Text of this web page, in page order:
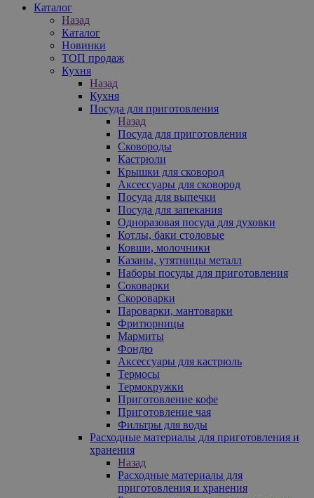
Каталог
Назад
Каталог
Новинки
ТОП продаж
Кухня
Назад
Кухня
Посуда для приготовления
Назад
Посуда для приготовления
Сковороды
Кастрюли
Крышки для сковород
Аксессуары для сковород
Посуда для выпечки
Посуда для запекания
Одноразовая посуда для духовки
Котлы, баки столовые
Ковши, молочники
Казаны, утятницы металл
Наборы посуды для приготовления
Соковарки
Скороварки
Пароварки, мантоварки
Фритюрницы
Мармиты
Фондю
Аксессуары для кастрюль
Термосы
Термокружки
Приготовление кофе
Приготовление чая
Фильтры для воды
Расходные материалы для приготовления и
хранения
Назад
Расходные материалы для
приготовления и хранения